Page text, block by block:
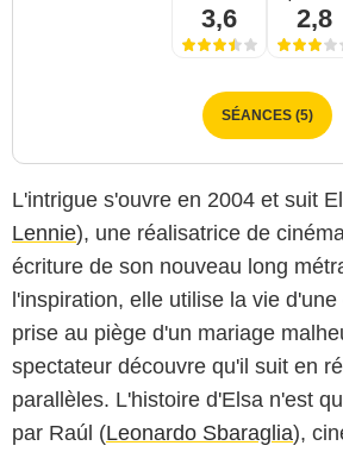
3,6 2,8
SÉANCES (5)
L'intrigue s'ouvre en 2004 et suit
Lennie), une réalisatrice de
écriture de son nouveau long
l'inspiration, elle utilise la vie
prise au piège d'un mariage
spectateur découvre qu'il suit en
parallèles. L'histoire d'Elsa n'est
par Raúl (Leonardo Sbaraglia),
El Deseo / Iglesias Más